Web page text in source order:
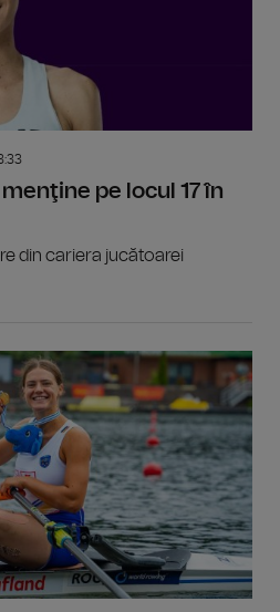
pe locul 17 în
din cariera jucătoarei